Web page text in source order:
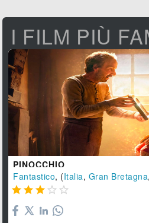
I FILM PIÙ
PINOCCHIO
Fantastico, (Italia, Gran Bretagna,
    